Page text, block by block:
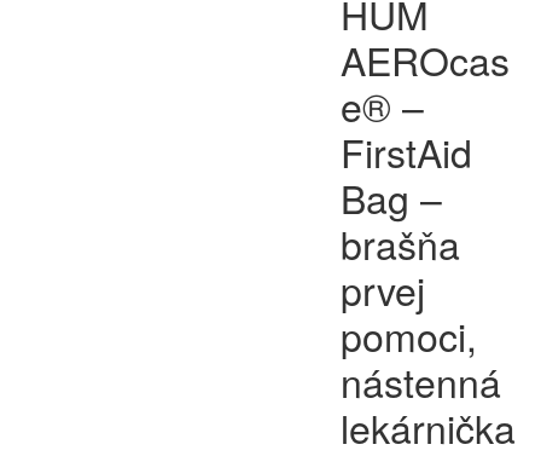
HUM
AEROcas
e® –
FirstAid
Bag –
brašňa
prvej
pomoci,
nástenná
lekárnička